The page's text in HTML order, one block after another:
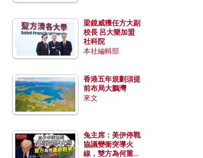
梁鏡威獲任方大副
校長 呂大樂加盟
社科院
本社編輯部
香港五年規劃須提
前布局大鵬灣
來文
兔主席：美伊停戰
協議變衝突導火
線，雙方為何重啟